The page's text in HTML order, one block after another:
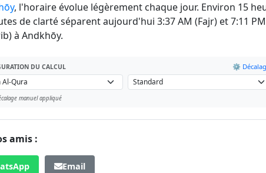
, l'horaire évolue légèrement chaque jour. Environ 15
de clarté séparent aujourd'hui 3:37 AM (Fajr) et 7:11 PM
à Andkhōy.
DU CALCUL ⚙️
manuel appliqué
amis :
Email